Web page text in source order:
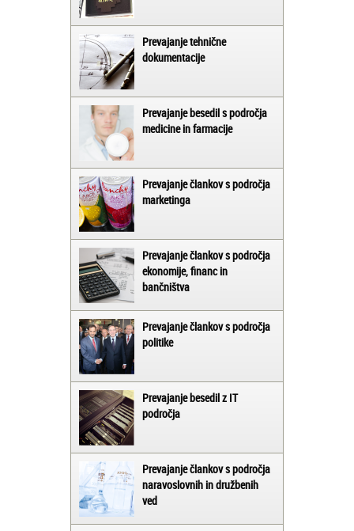
Prevajanje tehnične
dokumentacije
Prevajanje besedil s področja
medicine in farmacije
Prevajanje člankov s področja
marketinga
Prevajanje člankov s področja
ekonomije, financ in
bančništva
Prevajanje člankov s področja
politike
Prevajanje besedil z IT
področja
Prevajanje člankov s področja
naravoslovnih in družbenih
ved